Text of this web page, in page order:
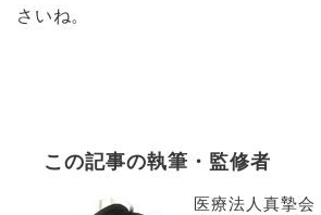
さいね。
この記事の執筆・監修者
医療法人真摯会